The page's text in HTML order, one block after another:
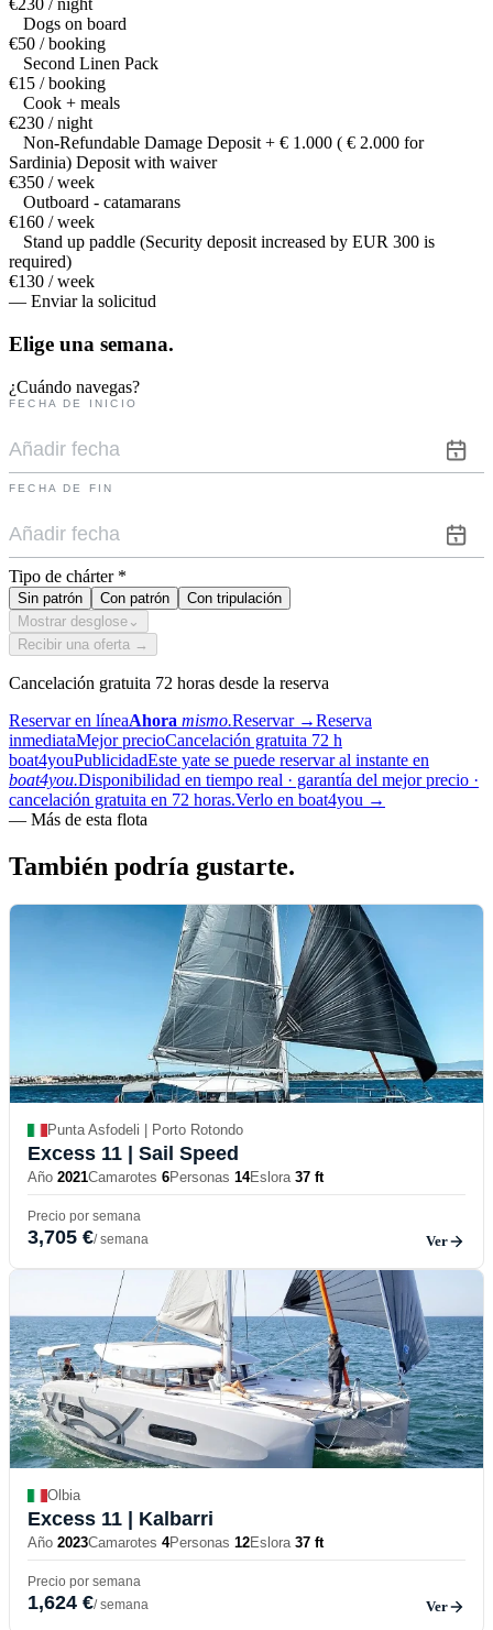
€230 / night
Dogs on board
€50 / booking
Second Linen Pack
€15 / booking
Cook + meals
€230 / night
Non-Refundable Damage Deposit + € 1.000 ( € 2.000 for
Sardinia) Deposit with waiver
€350 / week
Outboard - catamarans
€160 / week
Stand up paddle (Security deposit increased by EUR 300 is
required)
€130 / week
— Enviar la solicitud
Elige una semana.
¿Cuándo navegas?
FECHA DE INICIO
FECHA DE FIN
Tipo de chárter *
Sin patrón Con patrón
Con tripulación
Mostrar desglose ⌄
Recibir una oferta →
Cancelación gratuita 72 horas desde la reserva
Reservar en líneaAhora mismo.Reservar →Reserva
inmediataMejor precioCancelación gratuita 72 h
boat4youPublicidadEste yate se puede reservar al instante en
boat4you.Disponibilidad en tiempo real · garantía del mejor precio ·
cancelación gratuita en 72 horas.Verlo en boat4you →
— Más de esta flota
También podría gustarte.
Punta Asfodeli | Porto Rotondo
Excess 11 | Sail Speed
Año 2021Camarotes 6Personas 14Eslora 37 ft
Precio por semana
3,705 €/ semana Ver
Olbia
Excess 11 | Kalbarri
Año 2023Camarotes 4Personas 12Eslora 37 ft
Precio por semana
1,624 €/ semana Ver